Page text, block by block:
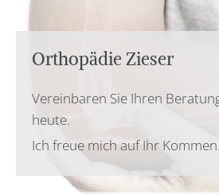
Orthopädie Zieser
Vereinbaren Sie Ihren
heute.
Ich freue mich auf Ihr Kommen.